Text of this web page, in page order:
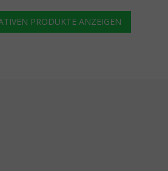
PRODUKTE ANZEIGEN